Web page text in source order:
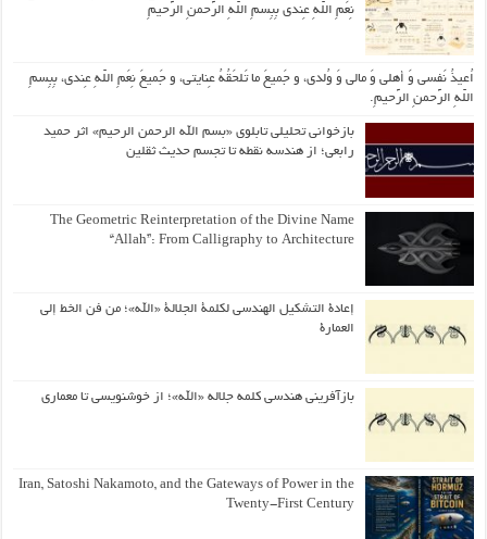
نِعَمِ اللّهِ عِندی بِبِسمِ اللّهِ الرَّحمنِ الرَّحیمِ
اُعیذُ نَفسی وَ أهلی وَ مالی وَ وُلدی، و جَمیعَ ما تَلحَقُهُ عِنایتی، و جَمیعَ نِعَمِ اللّهِ عِندی، بِبِسمِ
اللّهِ الرَّحمنِ الرَّحیمِ.
بازخوانی تحلیلی تابلوی «بسم الله الرحمن الرحیم» اثر حمید
رابعی؛ از هندسه نقطه تا تجسم حدیث ثقلین
The Geometric Reinterpretation of the Divine Name
“Allah”: From Calligraphy to Architecture
إعادة التشكيل الهندسي لكلمة الجلالة «الله»؛ من فن الخط إلى
العمارة
بازآفرینی هندسی کلمه جلاله «الله»؛ از خوشنویسی تا معماری
Iran, Satoshi Nakamoto, and the Gateways of Power in the
Twenty-First Century